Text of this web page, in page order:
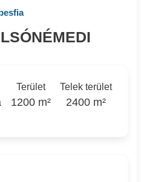
Terület
1200 m²
Telek terület
2400 m²